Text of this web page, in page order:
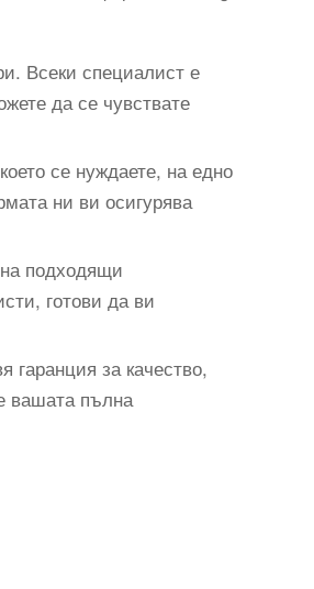
Всеки специалист е
да се чувствате
се нуждаете, на едно
ни ви осигурява
подходящи
готови да ви
гаранция за качество,
вашата пълна